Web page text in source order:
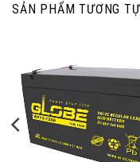
SẢN PHẨM TƯƠNG TỰ